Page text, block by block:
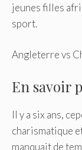
jeunes filles
sport.
Angleterre vs
En savoir
Il y a six ans,
charismatique
manquait de